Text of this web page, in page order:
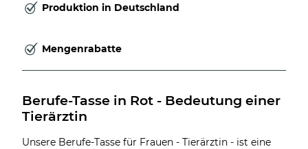
Produktion in Deutschland
Mengenrabatte
Berufe-Tasse in Rot - Bedeutung einer
Tierärztin
Unsere Berufe-Tasse für Frauen - Tierärztin - ist eine